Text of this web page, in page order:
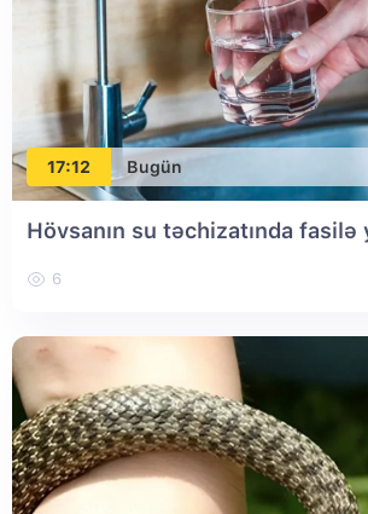
17:12 Bugün
Hövsanın su təchizatında fasilə
6